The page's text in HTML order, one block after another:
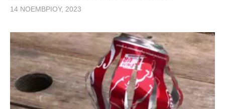
14 ΝΟΕΜΒΡΊΟΥ, 2023